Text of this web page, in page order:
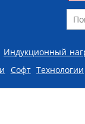
Индукционный
Софт Технологии